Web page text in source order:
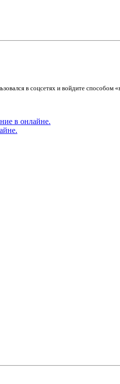
в соцсетях и войдите способом